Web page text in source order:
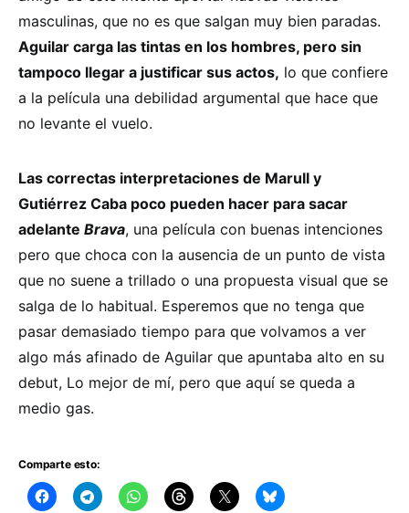
masculinas, que no es que salgan muy bien paradas.
Aguilar carga las tintas en los hombres, pero sin
tampoco llegar a justificar sus actos, lo que confiere
a la película una debilidad argumental que hace que
no levante el vuelo.
Las correctas interpretaciones de Marull y
Gutiérrez Caba poco pueden hacer para sacar
adelante Brava, una película con buenas intenciones
pero que choca con la ausencia de un punto de vista
que no suene a trillado o una propuesta visual que se
salga de lo habitual. Esperemos que no tenga que
pasar demasiado tiempo para que volvamos a ver
algo más afinado de Aguilar que apuntaba alto en su
debut, Lo mejor de mí, pero que aquí se queda a
medio gas.
Comparte esto: